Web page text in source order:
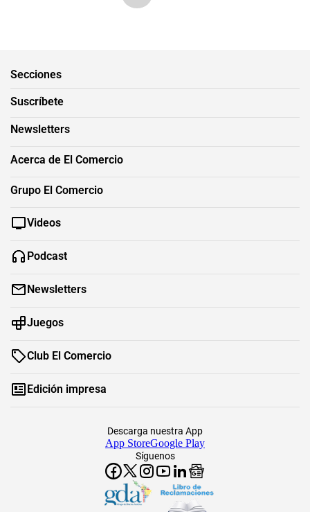
Secciones
Suscríbete
Newsletters
Acerca de El Comercio
Grupo El Comercio
Videos
Podcast
Newsletters
Juegos
Club El Comercio
Edición impresa
Síguenos
Descarga nuestra App
App StoreGoogle Play